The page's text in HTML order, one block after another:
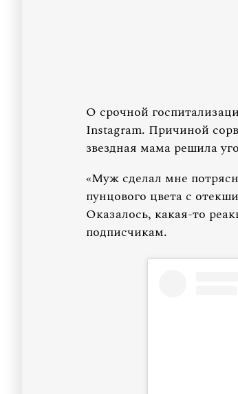
О срочной
Instagram. Причиной
звездная мама решила
«Муж сделал мне
пунцового цвета с
Оказалось, какая-то
подписчикам.